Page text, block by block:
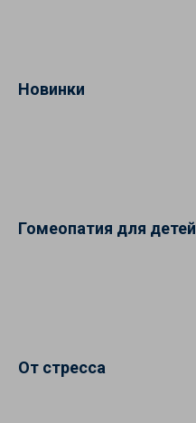
Новинки
Гомеопатия для детей
От стресса